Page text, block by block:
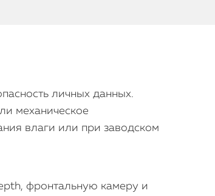
личных данных.
механическое
влаги или при заводском
фронтальную камеру и